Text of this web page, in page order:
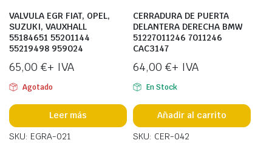
VALVULA EGR FIAT, OPEL,
SUZUKI, VAUXHALL
55184651 55201144
55219498 959024
65,00 €+ IVA
Agotado
Leer más
SKU: EGRA-021
CERRADURA DE PUERTA
DELANTERA DERECHA BMW
51227011246 7011246
CAC3147
64,00 €+ IVA
En Stock
Añadir al carrito
SKU: CER-042